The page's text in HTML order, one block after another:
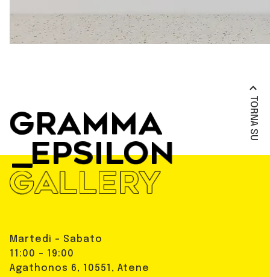
TORNA SU
Martedì - Sabato
11:00 - 19:00
Agathonos 6, 10551, Atene